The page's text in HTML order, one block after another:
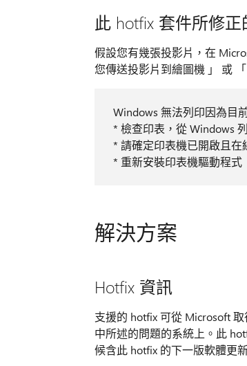
此 hotfix 套件所修正
假設您有幾張投影片，在
您傳送投影片到繪圖機 」 或
Windows 無法列印因為目
* 檢查印表，從 Windows
* 請確定印表機已開啟且在
* 重新安裝印表機驅動程式
解決方案
Hotfix 資訊
支援的 hotfix 可從 Microsoft
中所述的問題的系統上。此
候含此 hotfix 的下一版軟體更